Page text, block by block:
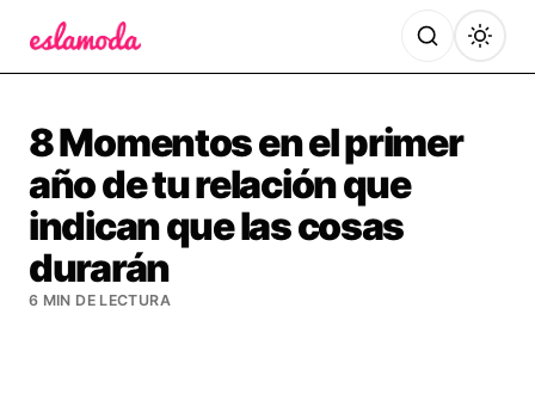
8 Momentos en el primer
año de tu relación que
indican que las cosas
durarán
6 MIN DE LECTURA